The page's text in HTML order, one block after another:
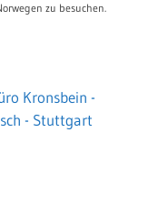
zu besuchen.
Kronsbein -
- Stuttgart